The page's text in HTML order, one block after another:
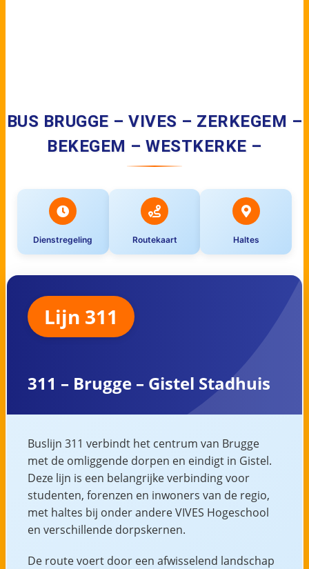
BUS BRUGGE – VIVES – ZERKEGEM –
BEKEGEM – WESTKERKE –
Dienstregeling Routekaart Haltes
Lijn 311
311 – Brugge – Gistel Stadhuis
Buslijn 311 verbindt het centrum van Brugge
met de omliggende dorpen en eindigt in Gistel.
Deze lijn is een belangrijke verbinding voor
studenten, forenzen en inwoners van de regio,
met haltes bij onder andere VIVES Hogeschool
en verschillende dorpskernen.
De route voert door een afwisselend landschap